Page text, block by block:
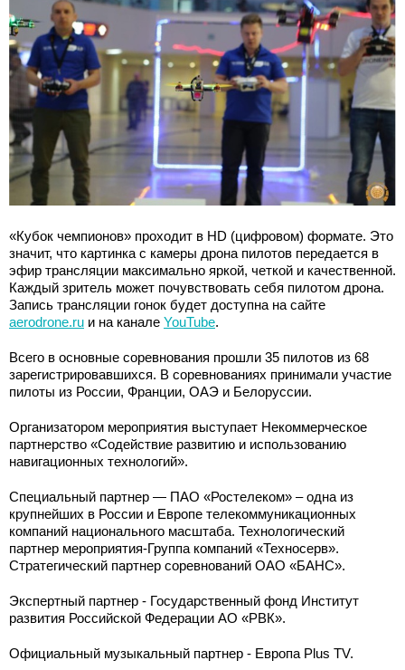
«Кубок чемпионов» проходит в HD (цифровом) формате. Это
значит, что картинка с камеры дрона пилотов передается в
эфир трансляции максимально яркой, четкой и качественной.
Каждый зритель может почувствовать себя пилотом дрона.
Запись трансляции гонок будет доступна на сайте
aerodrone.ru и на канале YouTube.
Всего в основные соревнования прошли 35 пилотов из 68
зарегистрировавшихся. В соревнованиях принимали участие
пилоты из России, Франции, ОАЭ и Белоруссии.
Организатором мероприятия выступает Некоммерческое
партнерство «Содействие развитию и использованию
навигационных технологий».
Специальный партнер — ПАО «Ростелеком» – одна из
крупнейших в России и Европе телекоммуникационных
компаний национального масштаба. Технологический
партнер мероприятия-Группа компаний «Техносерв».
Cтратегический партнер соревнований ОАО «БАНС».
Экспертный партнер - Государственный фонд Институт
развития Российской Федерации АО «РВК».
Официальный музыкальный партнер - Европа Plus TV.